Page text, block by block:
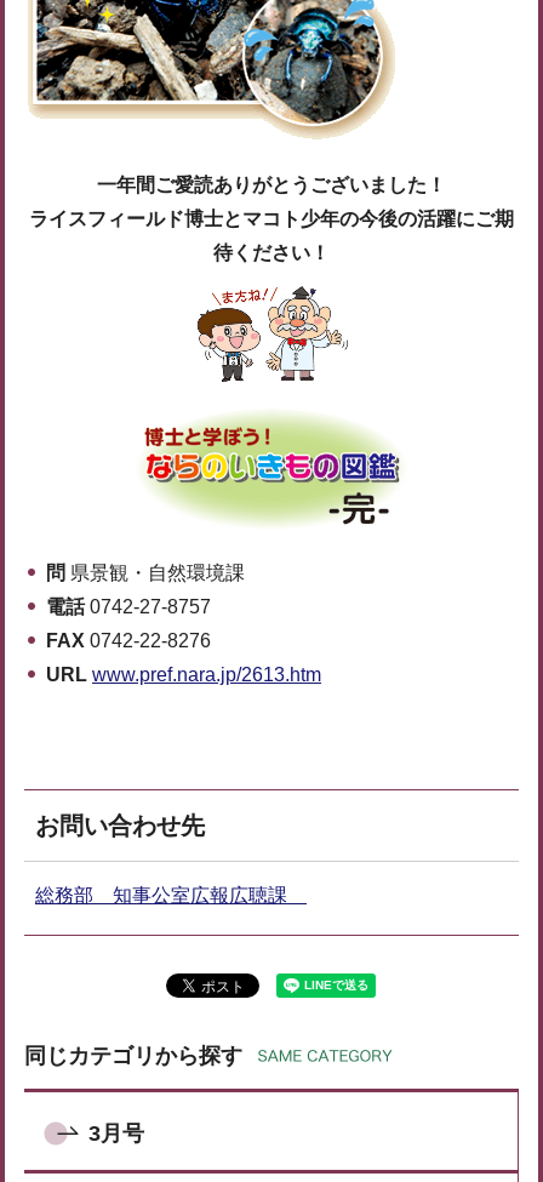
一年間ご愛読ありがとうございました！
ライスフィールド博士とマコト少年の今後の活躍にご期
待ください！
問 県景観・自然環境課
電話0742-27-8757
FAX 0742-22-8276
URL www.pref.nara.jp/2613.htm
お問い合わせ先
総務部 知事公室広報広聴課
同じカテゴリから探す
3月号